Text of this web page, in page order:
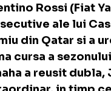
Valentino Rossi
consecutive ale
Premiu din Qatar